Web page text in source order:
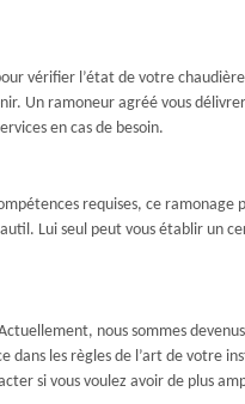
vérifier l’état de votre
Un ramoneur agréé vous
en cas de besoin.
requises, ce
Lui seul peut vous établir un
nous sommes
les règles de l’art de votre
si vous voulez avoir de plus